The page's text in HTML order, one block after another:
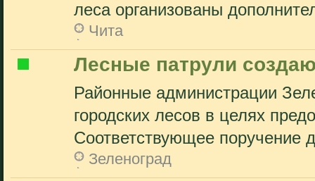
леса организованы
Чита
Лесные патрули
Районные администрации
городских лесов в целях
Соответствующее поручение
Зеленоград